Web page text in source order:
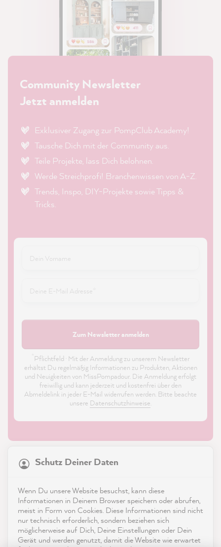
Community Newsletter
Jetzt anmelden
Exklusiver Zugang zur PompClub Academy!
Tausche Dich mit der Community aus.
Teile Projekte, lass Dich belohnen.
Werde Streichprofi! Branchenwissen von A-Z.
Trends, Inspo, DIY-Projekte sowie Tipps &
Tricks.
Zum Newsletter anmelden
Pflichtfeld · Mit der Anmeldung zu unserem Newsletter
erhältst Du regelmäßig Informationen zu Produkten, Aktionen
und Neuigkeiten von MissPompadour. Die Anmeldung erfolgt
freiwillig und kann jederzeit und kostenfrei über den
Abmeldelink in jeder E-Mail widerrufen werden. Bitte beachte
unsere Datenschutzhinweise.
Service
Kontakt
Schutz Deiner Daten
Wenn Du unsere Website besuchst, kann diese
Informationen in Deinem Browser speichern oder abrufen,
meist in Form von Cookies. Diese Informationen sind nicht
nur technisch erforderlich, sondern beziehen sich
möglicherweise auf Dich, Deine Einstellungen oder Dein
Gerät und werden genutzt, damit die Website wie erwartet
21.869Bewertungen
reviews-io